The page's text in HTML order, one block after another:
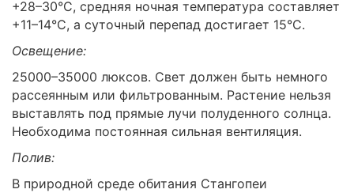
+28–30°C, средняя ночная температура составляет
+11–14°C, а суточный перепад достигает 15°C.
Освещение:
25000–35000 люксов. Свет должен быть немного
рассеянным или фильтрованным. Растение нельзя
выставлять под прямые лучи полуденного солнца.
Необходима постоянная сильная вентиляция.
Полив:
В природной среде обитания Стангопеи